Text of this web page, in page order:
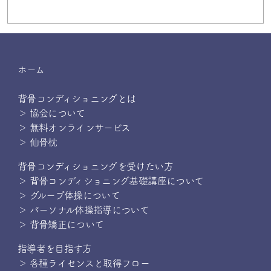
ホーム
背骨コンディショニングとは
＞ 協会について
＞ 無料オンラインサービス
＞ 仙骨枕
背骨コンディショニングを受けたい方
＞ 背骨コンディショニング基礎講座について
＞ グループ体操について
＞ パーソナル体操指導について
＞ 背骨矯正について
指導者を目指す方
＞ 各種ライセンスと取得フロー